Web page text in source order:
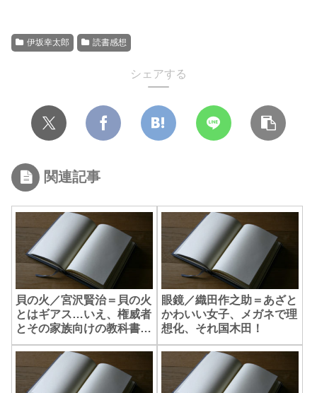
伊坂幸太郎 読書感想
シェアする
関連記事
貝の火／宮沢賢治＝貝の火
とはギアス…いえ、権威者
とその家族向けの教科書か
な。
眼鏡／織田作之助＝あざと
かわいい女子、メガネで理
想化、それ国木田！